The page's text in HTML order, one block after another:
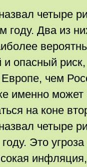
четыре
году. Два из
опасный
чем
именно
на коне
четыре
Это